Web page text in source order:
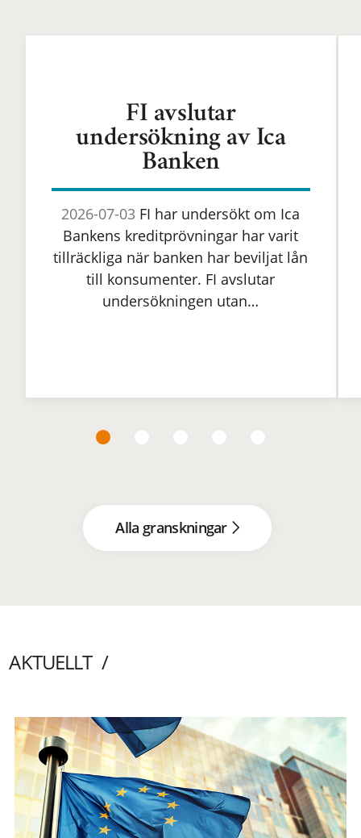
FI avslutar
undersökning av Ica
Banken
2026-07-03 FI har undersökt om Ica
Bankens kreditprövningar har varit
tillräckliga när banken har beviljat lån
till konsumenter. FI avslutar
undersökningen utan…
Alla granskningar
AKTUELLT